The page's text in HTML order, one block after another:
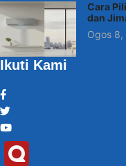
Cara
dan
Ogos 8,
Ikuti Kami